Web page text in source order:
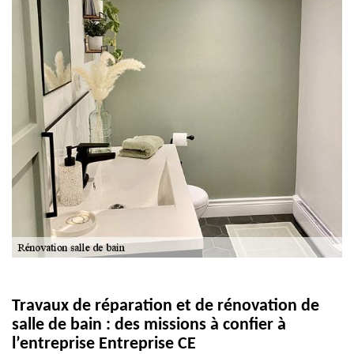
Travaux de réparation et de rénovation de
salle de bain : des missions à confier à
l’entreprise Entreprise CE